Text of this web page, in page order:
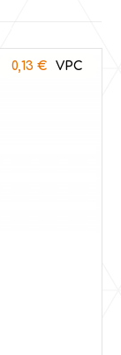
0,13 €